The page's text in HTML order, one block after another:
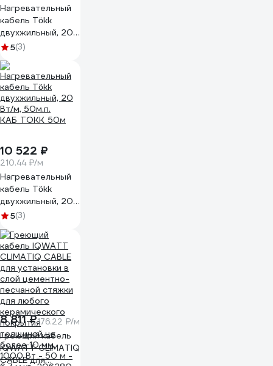
Нагревательный
кабель Tökk
двухжильный, 20
Вт/м, 42м.п.
5(3)
10 522 ₽
210.44 ₽/м
Нагревательный
кабель Tökk
двухжильный, 20
Вт/м, 50м.п.
5(3)
8 811 ₽176.22 ₽/м
Греющий кабель
IQWATT CLIMATIQ
CABLE для